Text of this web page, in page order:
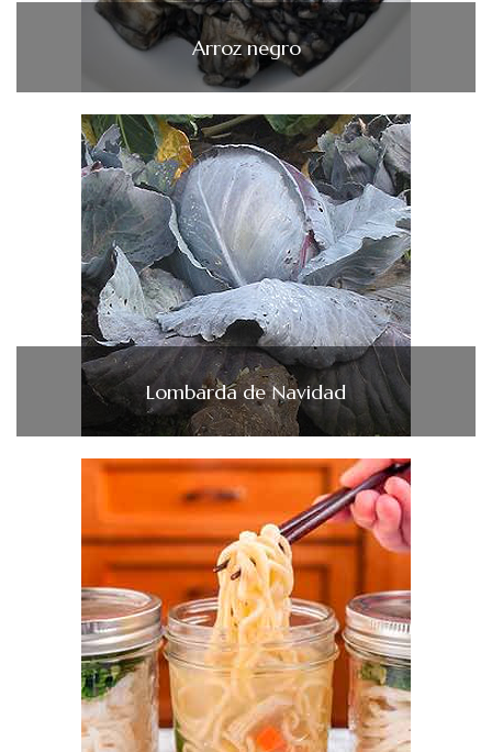
Arroz negro
Lombarda de Navidad